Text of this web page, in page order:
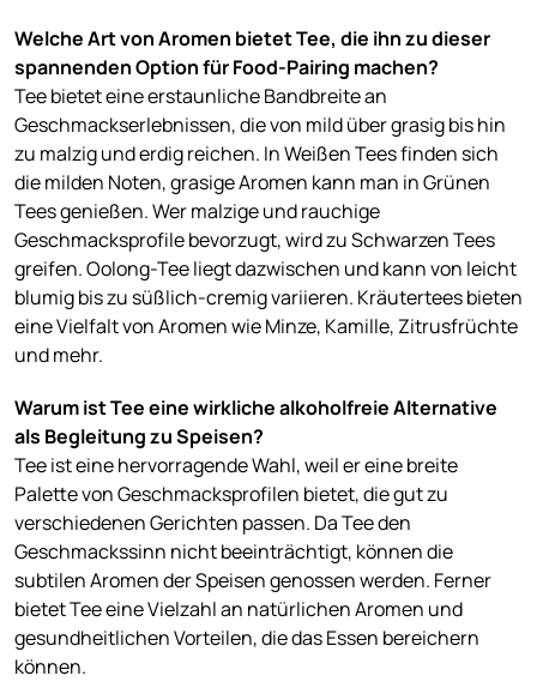
Welche Art von Aromen bietet Tee, die ihn zu dieser
spannenden Option für Food-Pairing machen?
Tee bietet eine erstaunliche Bandbreite an
Geschmackserlebnissen, die von mild über grasig bis hin
zu malzig und erdig reichen. In Weißen Tees finden sich
die milden Noten, grasige Aromen kann man in Grünen
Tees genießen. Wer malzige und rauchige
Geschmacksprofile bevorzugt, wird zu Schwarzen Tees
greifen. Oolong-Tee liegt dazwischen und kann von leicht
blumig bis zu süßlich-cremig variieren. Kräutertees bieten
eine Vielfalt von Aromen wie Minze, Kamille, Zitrusfrüchte
und mehr.
Warum ist Tee eine wirkliche alkoholfreie Alternative
als Begleitung zu Speisen?
Tee ist eine hervorragende Wahl, weil er eine breite
Palette von Geschmacksprofilen bietet, die gut zu
verschiedenen Gerichten passen. Da Tee den
Geschmackssinn nicht beeinträchtigt, können die
subtilen Aromen der Speisen genossen werden. Ferner
bietet Tee eine Vielzahl an natürlichen Aromen und
gesundheitlichen Vorteilen, die das Essen bereichern
können.